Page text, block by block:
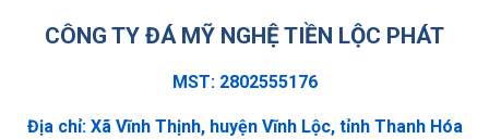
CÔNG TY ĐÁ MỸ NGHỆ TIỀN LỘC PHÁT
MST: 2802555176
Địa chỉ: Xã Vĩnh Thịnh, huyện Vĩnh Lộc, tỉnh Thanh Hóa